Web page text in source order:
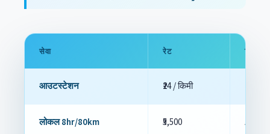
सेवा रेट विवरण
आउटस्टेशन ₹24 / किमी
लोकल 8hr/80km ₹5,500 AC